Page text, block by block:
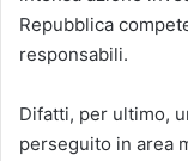
Repubblica
responsabili.
Difatti, per ultimo,
perseguito in area